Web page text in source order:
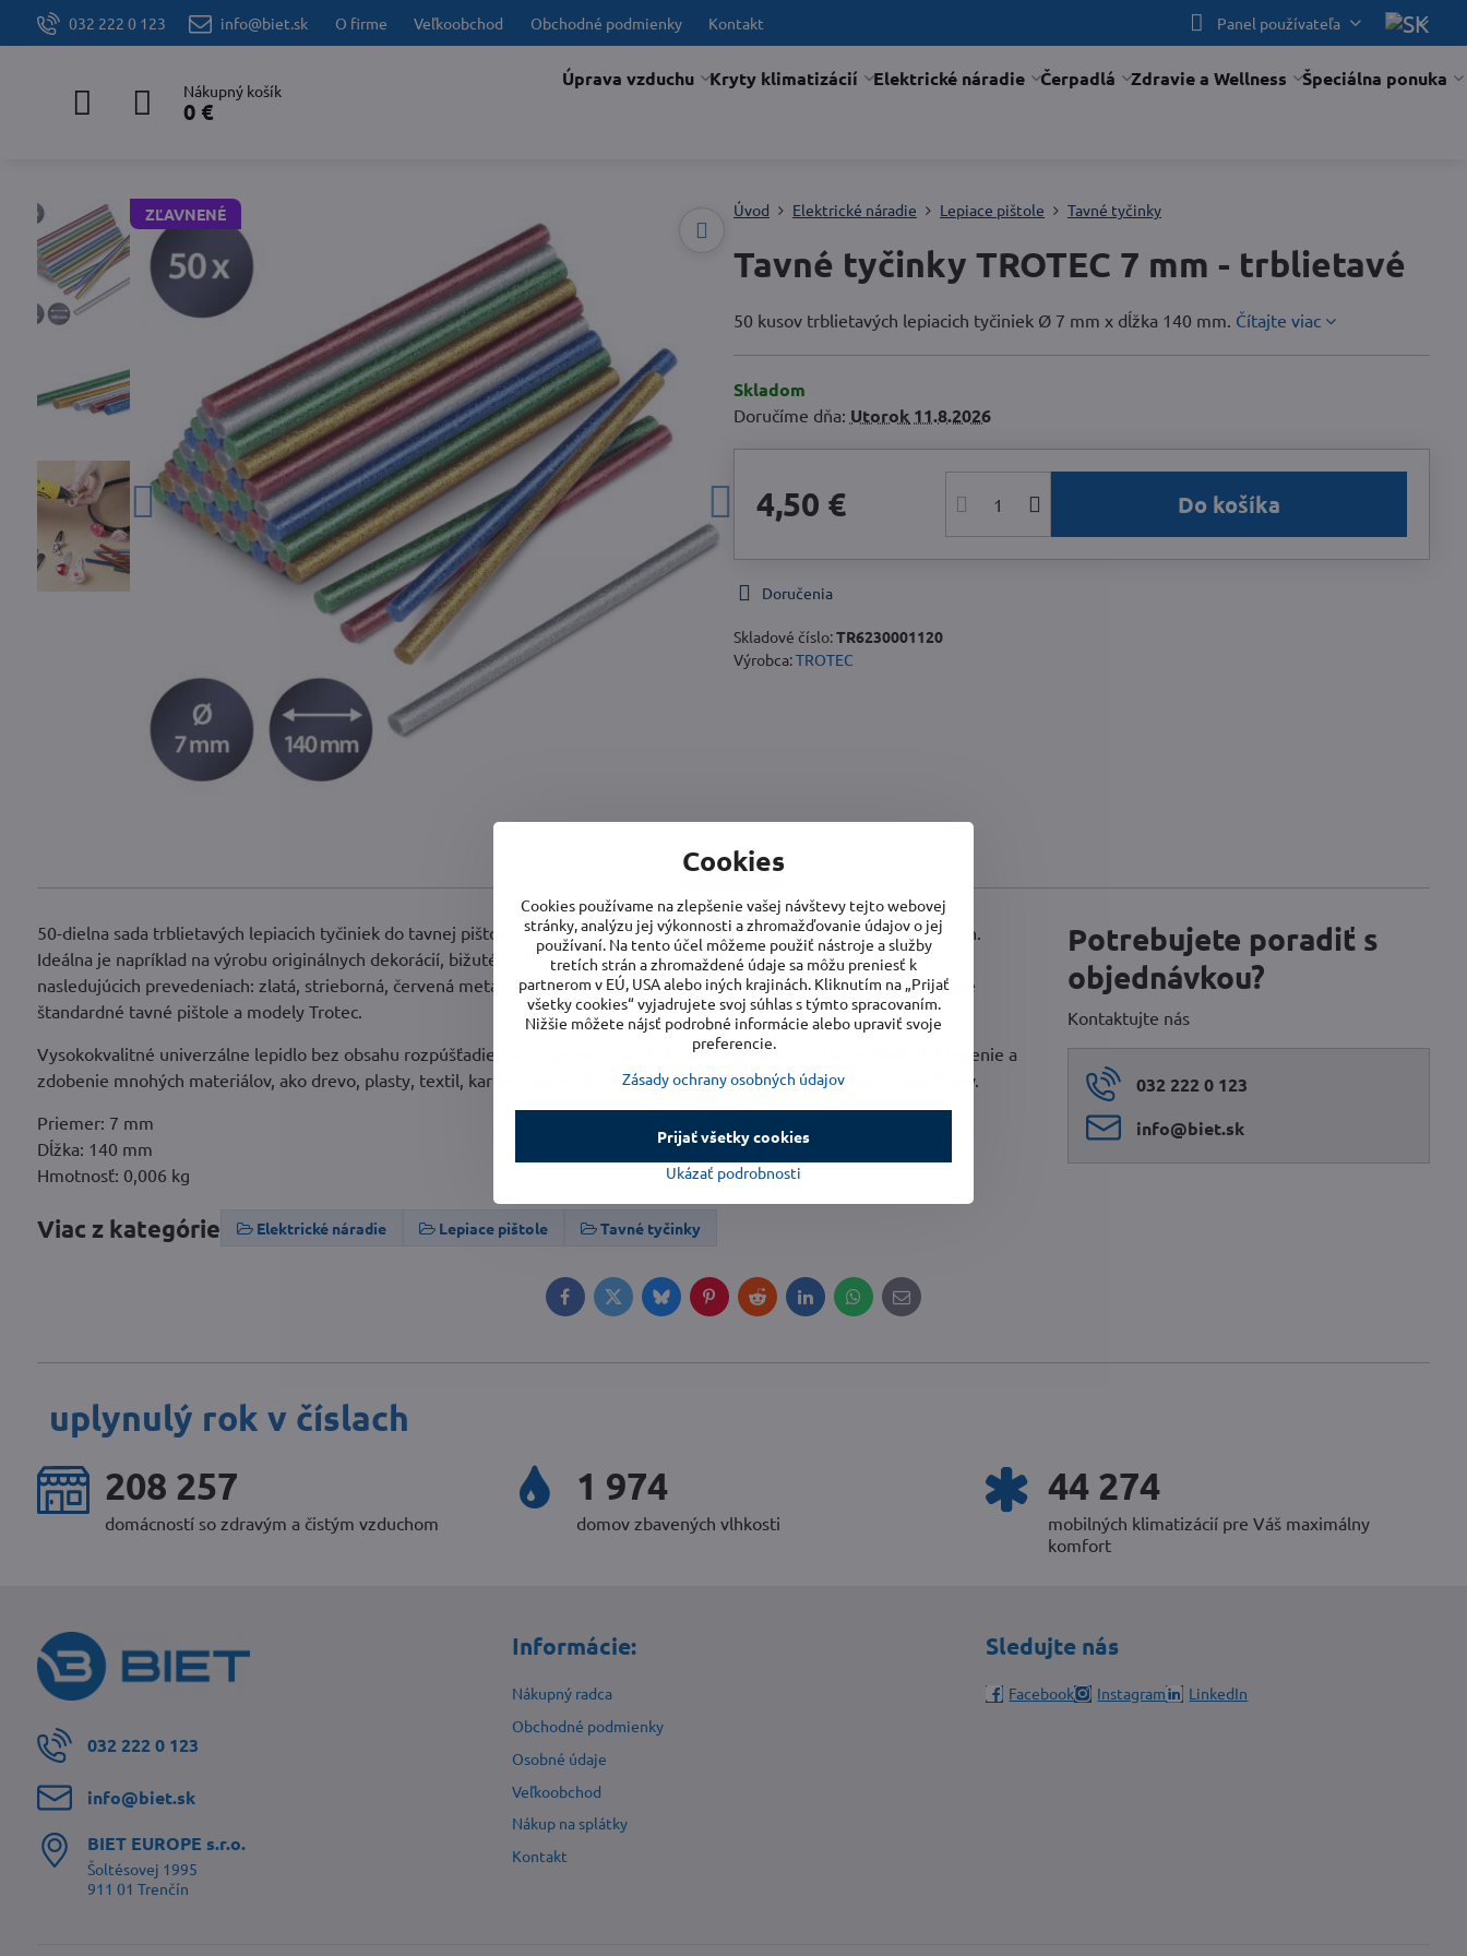
032 222 0 123 info@biet.sk O firme Veľkoobchod Obchodné podmienky Kontakt Panel používateľa
Nákupný košík
0 €
Úprava vzduchu Kryty klimatizácií Elektrické náradie Čerpadlá Zdravie a Wellness Špeciálna ponuka
ZĽAVNENÉ Úvod Elektrické náradie Lepiace pištole Tavné tyčinky
Tavné tyčinky TROTEC 7 mm - trblietavé
50 kusov trblietavých lepiacich tyčiniek Ø 7 mm x dĺžka 140 mm. Čítajte viac
Skladom
Doručíme dňa: Utorok11.8.2026
4,50 € Do košíka
Doručenia
Skladové číslo:TR6230001120
Výrobca:TROTEC
Popis
50-dielna sada trblietavých lepiacich tyčiniek do tavnej pištole od spoločnosti Trotec sa hodí na všetky druhy lepiacich úloh.
Ideálna je napríklad na výrobu originálnych dekorácií, bižutérie či rôznych doplnkov. Obsahuje po 10 kusov tyčiniek v
nasledujúcich prevedeniach: zlatá, strieborná, červená metalíza, zelená metalíza a modrá metalíza. Tyčinky sú vhodné pre
štandardné tavné pištole a modely Trotec.
Vysokokvalitné univerzálne lepidlo bez obsahu rozpúšťadiel zaručuje extra silné držanie, rýchle schnutie, jednoduché lepenie a
zdobenie mnohých materiálov, ako drevo, plasty, textil, kartón, papier, keramika, porcelán, kameň, koža, korok, sklo či kov.
Priemer: 7 mm
Dĺžka: 140 mm
Hmotnosť: 0,006 kg
Viac z kategórie Elektrické náradie Lepiace pištole Tavné tyčinky
Potrebujete poradiť s
objednávkou?
Kontaktujte nás
032 222 0 123
info​@biet​.sk
FacebookTwitterBlueskyPinterestRedditLinkedInWhatsApp
E-
mail
uplynulý rok v číslach
251 090
domácností so zdravým a čistým vzduchom
2 380
domov zbavených vlhkosti
53 380
mobilných klimatizácií pre Váš maximálny
komfort
032 222 0 123
info​@biet​.sk
BIET EUROPE s​.r​.o​.
Šoltésovej 1995
911 01 Trenčín
Informácie:
Nákupný radca
Obchodné podmienky
Osobné údaje
Veľkoobchod
Nákup na splátky
Kontakt
Sledujte nás
Facebook Instagram LinkedIn
Cookies
Cookies používame na zlepšenie vašej návštevy tejto webovej
stránky, analýzu jej výkonnosti a zhromažďovanie údajov o jej
používaní. Na tento účel môžeme použiť nástroje a služby
tretích strán a zhromaždené údaje sa môžu preniesť k
partnerom v EÚ, USA alebo iných krajinách. Kliknutím na „Prijať
všetky cookies“ vyjadrujete svoj súhlas s týmto spracovaním.
Nižšie môžete nájsť podrobné informácie alebo upraviť svoje
preferencie.
Zásady ochrany osobných údajov
Ukázať podrobnosti
Prijať všetky cookies